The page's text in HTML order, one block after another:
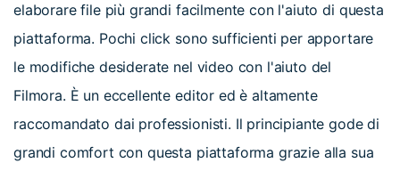
elaborare file più grandi facilmente con l'aiuto di questa
piattaforma. Pochi click sono sufficienti per apportare
le modifiche desiderate nel video con l'aiuto del
Filmora. È un eccellente editor ed è altamente
raccomandato dai professionisti. Il principiante gode di
grandi comfort con questa piattaforma grazie alla sua